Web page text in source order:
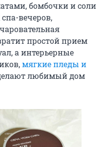
бомбочки и соли
вечеров,
простой прием
а интерьерные
мягкие пледы и
любимый дом